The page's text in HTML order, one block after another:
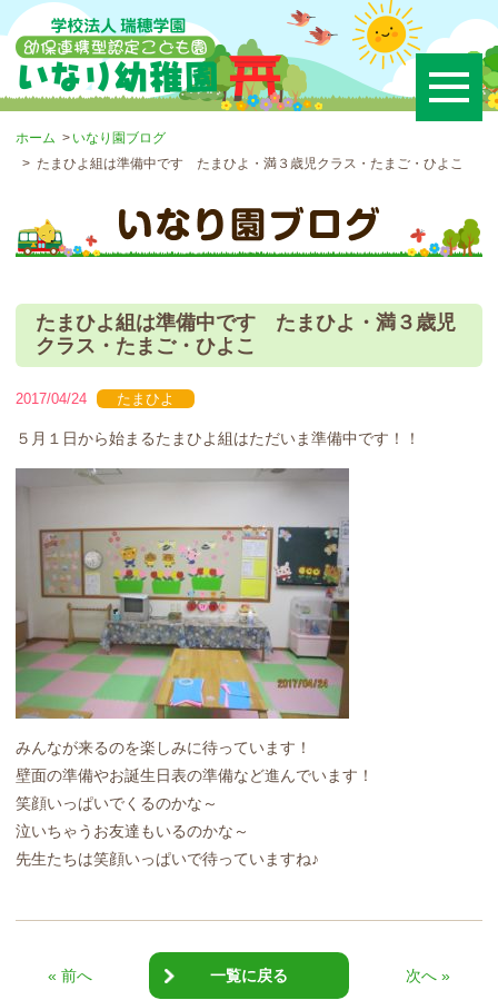
ホーム
いなり園ブログ
たまひよ組は準備中です たまひよ・満３歳児クラス・たまご・ひよこ
たまひよ組は準備中です たまひよ・満３歳児
クラス・たまご・ひよこ
2017/04/24 たまひよ
５月１日から始まるたまひよ組はただいま準備中です！！
みんなが来るのを楽しみに待っています！
壁面の準備やお誕生日表の準備など進んでいます！
笑顔いっぱいでくるのかな～
泣いちゃうお友達もいるのかな～
先生たちは笑顔いっぱいで待っていますね♪
« 前へ 一覧に戻る 次へ »